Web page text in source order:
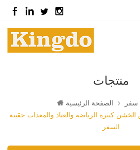
منتجات
الصفحة الرئيسية
سفر
الخشن كبيرة الرياضة والعتاد والمعدات حقيبة
السفر